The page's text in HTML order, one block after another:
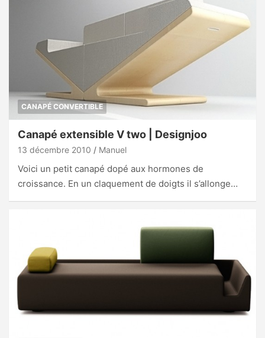
CANAPÉ CONVERTIBLE
Canapé extensible V two | Designjoo
13 décembre 2010 Manuel
Voici un petit canapé dopé aux hormones de
croissance. En un claquement de doigts il s’allonge…